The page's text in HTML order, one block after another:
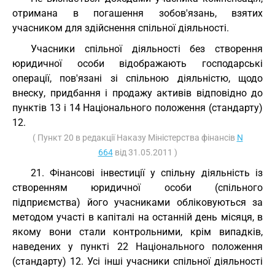
отримана в погашення зобов'язань, взятих
учасником для здійснення спільної діяльності.
Учасники спільної діяльності без створення
юридичної особи відображають господарські
операції, пов'язані зі спільною діяльністю, щодо
внеску, придбання і продажу активів відповідно до
пунктів 13 і 14 Національного положення (стандарту)
12.
( Пункт 20 в редакції Наказу Міністерства фінансів N
664від 31.05.2011 )
21. Фінансові інвестиції у спільну діяльність із
створенням юридичної особи (спільного
підприємства) його учасниками обліковуються за
методом участі в капіталі на останній день місяця, в
якому вони стали контрольними, крім випадків,
наведених у пункті 22 Національного положення
(стандарту) 12. Усі інші учасники спільної діяльності